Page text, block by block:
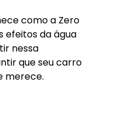
como a Zero
efeitos da água
nessa
que seu carro
merece.